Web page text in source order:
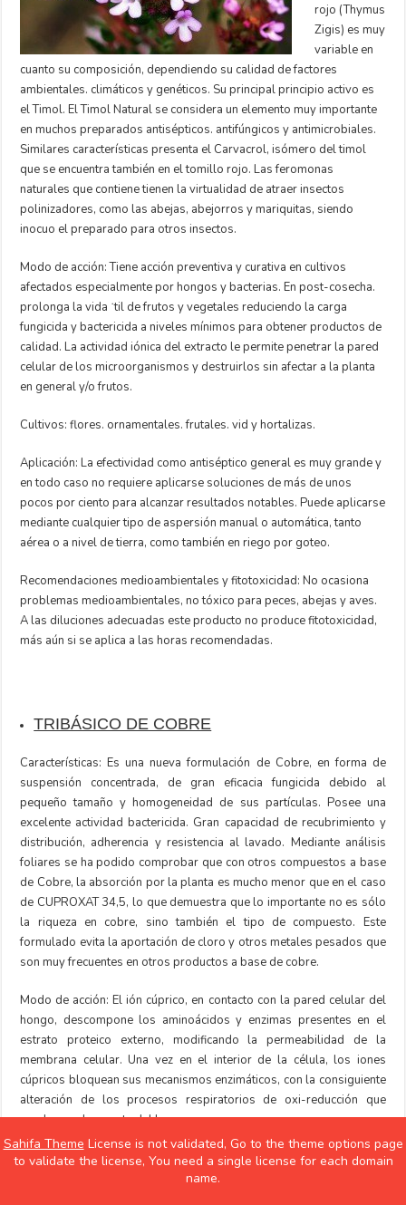
rojo (Thymus
Zigis) es muy
variable en
cuanto su composición, dependiendo su calidad de factores
ambientales. climáticos y genéticos. Su principal principio activo es
el Timol. El Timol Natural se considera un elemento muy importante
en muchos preparados antisépticos. antifúngicos y antimicrobiales.
Similares características presenta el Carvacrol, isómero del timol
que se encuentra también en el tomillo rojo. Las feromonas
naturales que contiene tienen la virtualidad de atraer insectos
polinizadores, como las abejas, abejorros y mariquitas, siendo
inocuo el preparado para otros insectos.
Modo de acción: Tiene acción preventiva y curativa en cultivos
afectados especialmente por hongos y bacterias. En post-cosecha.
prolonga la vida ˙til de frutos y vegetales reduciendo la carga
fungicida y bactericida a niveles mínimos para obtener productos de
calidad. La actividad iónica del extracto le permite penetrar la pared
celular de los microorganismos y destruirlos sin afectar a la planta
en general y/o frutos.
Cultivos: flores. ornamentales. frutales. vid y hortalizas.
Aplicación: La efectividad como antiséptico general es muy grande y
en todo caso no requiere aplicarse soluciones de más de unos
pocos por ciento para alcanzar resultados notables. Puede aplicarse
mediante cualquier tipo de aspersión manual o automática, tanto
aérea o a nivel de tierra, como también en riego por goteo.
Recomendaciones medioambientales y fitotoxicidad: No ocasiona
problemas medioambientales, no tóxico para peces, abejas y aves.
A las diluciones adecuadas este producto no produce fitotoxicidad,
más aún si se aplica a las horas recomendadas.
TRIBÁSICO DE COBRE
Características: Es una nueva formulación de Cobre, en forma de
suspensión concentrada, de gran eficacia fungicida debido al
pequeño tamaño y homogeneidad de sus partículas. Posee una
excelente actividad bactericida. Gran capacidad de recubrimiento y
distribución, adherencia y resistencia al lavado. Mediante análisis
foliares se ha podido comprobar que con otros compuestos a base
de Cobre, la absorción por la planta es mucho menor que en el caso
de CUPROXAT 34,5, lo que demuestra que lo importante no es sólo
la riqueza en cobre, sino también el tipo de compuesto. Este
formulado evita la aportación de cloro y otros metales pesados que
son muy frecuentes en otros productos a base de cobre.
Modo de acción: El ión cúprico, en contacto con la pared celular del
hongo, descompone los aminoácidos y enzimas presentes en el
estrato proteico externo, modificando la permeabilidad de la
membrana celular. Una vez en el interior de la célula, los iones
cúpricos bloquean sus mecanismos enzimáticos, con la consiguiente
alteración de los procesos respiratorios de oxi-reducción que
conducen a la muerte del hongo.
Sahifa Theme License is not validated, Go to the theme options page
to validate the license, You need a single license for each domain
name.